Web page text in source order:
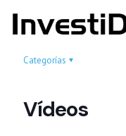
Categorías
Vídeos